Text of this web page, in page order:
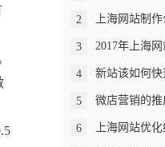
2 上海网站制
3 2017年上海
4 新站该如何快
5 微店营销的
6 上海网站优